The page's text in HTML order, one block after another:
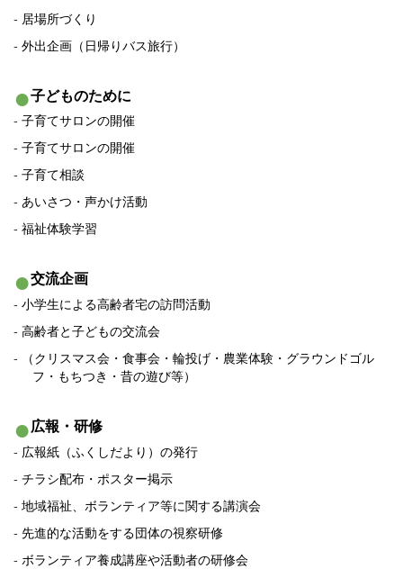
居場所づくり
外出企画（日帰りバス旅行）
子どものために
子育てサロンの開催
子育てサロンの開催
子育て相談
あいさつ・声かけ活動
福祉体験学習
交流企画
小学生による高齢者宅の訪問活動
高齢者と子どもの交流会
（クリスマス会・食事会・輪投げ・農業体験・グラウンドゴル
フ・もちつき・昔の遊び等）
広報・研修
広報紙（ふくしだより）の発行
チラシ配布・ポスター掲示
地域福祉、ボランティア等に関する講演会
先進的な活動をする団体の視察研修
ボランティア養成講座や活動者の研修会